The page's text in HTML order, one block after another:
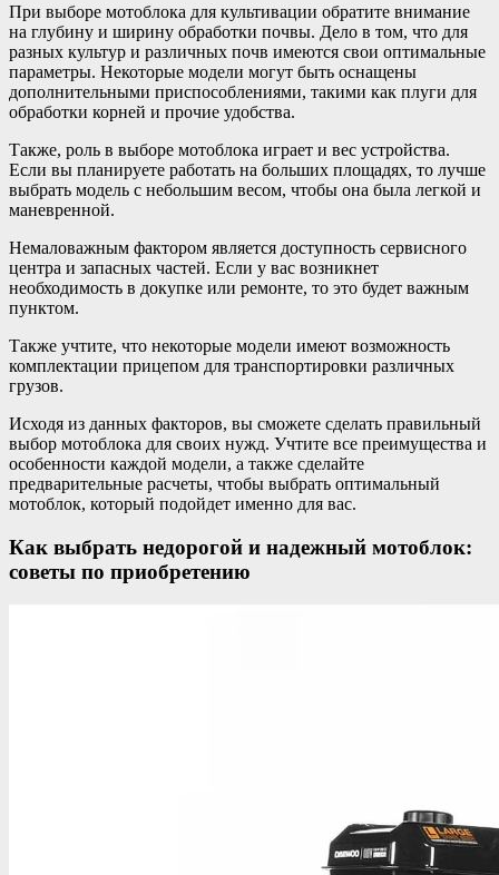
При выборе мотоблока для культивации обратите внимание
на глубину и ширину обработки почвы. Дело в том, что для
разных культур и различных почв имеются свои оптимальные
параметры. Некоторые модели могут быть оснащены
дополнительными приспособлениями, такими как плуги для
обработки корней и прочие удобства.
Также, роль в выборе мотоблока играет и вес устройства.
Если вы планируете работать на больших площадях, то лучше
выбрать модель с небольшим весом, чтобы она была легкой и
маневренной.
Немаловажным фактором является доступность сервисного
центра и запасных частей. Если у вас возникнет
необходимость в докупке или ремонте, то это будет важным
пунктом.
Также учтите, что некоторые модели имеют возможность
комплектации прицепом для транспортировки различных
грузов.
Исходя из данных факторов, вы сможете сделать правильный
выбор мотоблока для своих нужд. Учтите все преимущества и
особенности каждой модели, а также сделайте
предварительные расчеты, чтобы выбрать оптимальный
мотоблок, который подойдет именно для вас.
Как выбрать недорогой и надежный мотоблок:
советы по приобретению